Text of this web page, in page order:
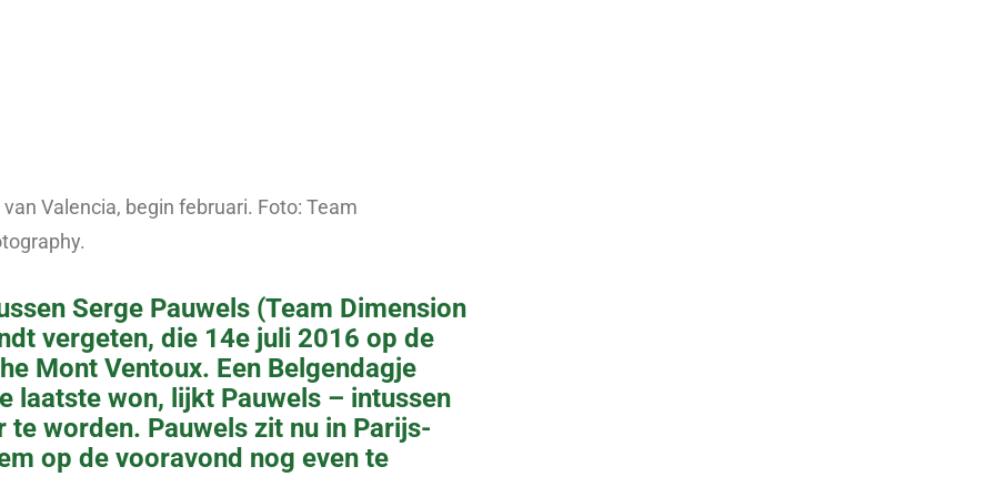
Valencia, begin februari. Foto: Team
Serge Pauwels (Team Dimension
vergeten, die 14e juli 2016 op de
Mont Ventoux. Een Belgendagje
laatste won, lijkt Pauwels – intussen
worden. Pauwels zit nu in Parijs-
op de vooravond nog even te